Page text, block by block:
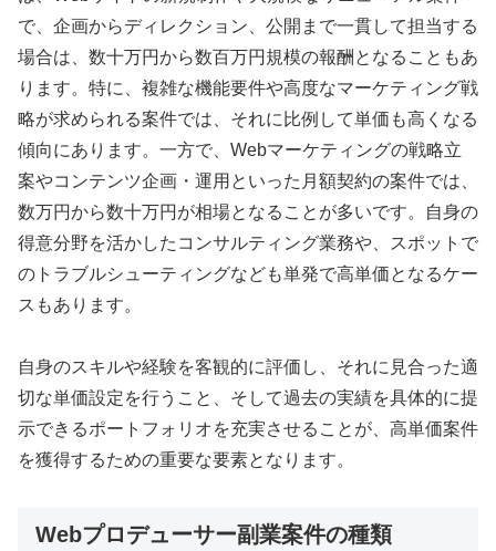
で、企画からディレクション、公開まで一貫して担当する
場合は、数十万円から数百万円規模の報酬となることもあ
ります。特に、複雑な機能要件や高度なマーケティング戦
略が求められる案件では、それに比例して単価も高くなる
傾向にあります。一方で、Webマーケティングの戦略立
案やコンテンツ企画・運用といった月額契約の案件では、
数万円から数十万円が相場となることが多いです。自身の
得意分野を活かしたコンサルティング業務や、スポットで
のトラブルシューティングなども単発で高単価となるケー
スもあります。
自身のスキルや経験を客観的に評価し、それに見合った適
切な単価設定を行うこと、そして過去の実績を具体的に提
示できるポートフォリオを充実させることが、高単価案件
を獲得するための重要な要素となります。
Webプロデューサー副業案件の種類